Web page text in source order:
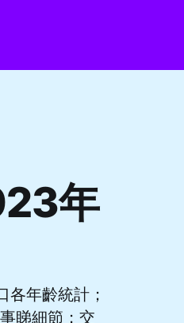
年
年齡統計；
睇細節；交